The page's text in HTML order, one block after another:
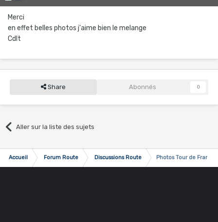
Merci
en effet belles photos j'aime bien le melange
Cdlt
Share Abonnés 0
Aller sur la liste des sujets
Accueil Forum Route Discussions Route Photos Tour de France